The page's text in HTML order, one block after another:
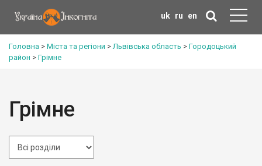
uk ru en
Головна > Міста та регіони >Львівська область > Городоцький
район > Грімне
Грімне